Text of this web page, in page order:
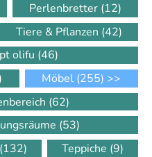
Perlenbretter (12)
Tiere & Pflanzen (42)
olifu (46)
Möbel (255) >>
(62)
(53)
(132) Teppiche (9)